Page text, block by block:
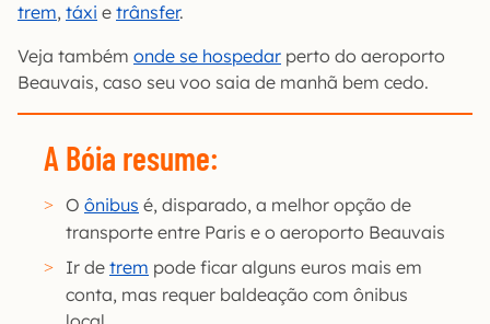
trem, táxi e trânsfer.
Veja também onde se hospedar perto do aeroporto
Beauvais, caso seu voo saia de manhã bem cedo.
A Bóia resume:
O ônibus é, disparado, a melhor opção de
transporte entre Paris e o aeroporto Beauvais
Ir de trem pode ficar alguns euros mais em
conta, mas requer baldeação com ônibus